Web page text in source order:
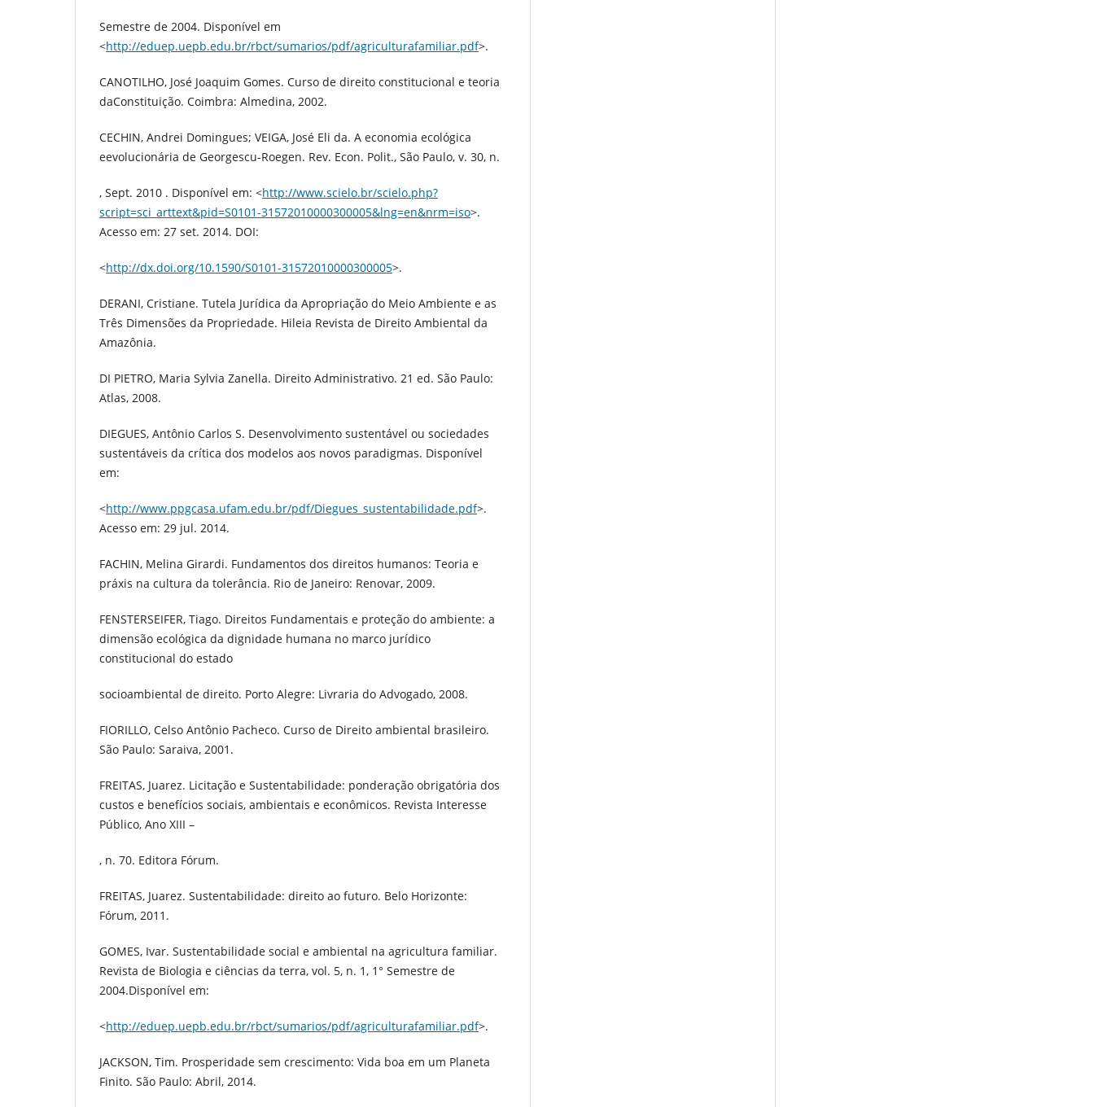
Semestre de 2004. Disponível em
<http://eduep.uepb.edu.br/rbct/sumarios/pdf/agriculturafamiliar.pdf>.
CANOTILHO, José Joaquim Gomes. Curso de direito constitucional e teoria
daConstituição. Coimbra: Almedina, 2002.
CECHIN, Andrei Domingues; VEIGA, José Eli da. A economia ecológica
eevolucionária de Georgescu-Roegen. Rev. Econ. Polit., São Paulo, v. 30, n.
, Sept. 2010 . Disponível em: <http://www.scielo.br/scielo.php?
script=sci_arttext&pid=S0101-31572010000300005&lng=en&nrm=iso>.
Acesso em: 27 set. 2014. DOI:
<http://dx.doi.org/10.1590/S0101-31572010000300005>.
DERANI, Cristiane. Tutela Jurídica da Apropriação do Meio Ambiente e as
Três Dimensões da Propriedade. Hileia Revista de Direito Ambiental da
Amazônia.
DI PIETRO, Maria Sylvia Zanella. Direito Administrativo. 21 ed. São Paulo:
Atlas, 2008.
DIEGUES, Antônio Carlos S. Desenvolvimento sustentável ou sociedades
sustentáveis da crítica dos modelos aos novos paradigmas. Disponível
em:
<http://www.ppgcasa.ufam.edu.br/pdf/Diegues_sustentabilidade.pdf>.
Acesso em: 29 jul. 2014.
FACHIN, Melina Girardi. Fundamentos dos direitos humanos: Teoria e
práxis na cultura da tolerância. Rio de Janeiro: Renovar, 2009.
FENSTERSEIFER, Tiago. Direitos Fundamentais e proteção do ambiente: a
dimensão ecológica da dignidade humana no marco jurídico
constitucional do estado
socioambiental de direito. Porto Alegre: Livraria do Advogado, 2008.
FIORILLO, Celso Antônio Pacheco. Curso de Direito ambiental brasileiro.
São Paulo: Saraiva, 2001.
FREITAS, Juarez. Licitação e Sustentabilidade: ponderação obrigatória dos
custos e benefícios sociais, ambientais e econômicos. Revista Interesse
Público, Ano XIII –
, n. 70. Editora Fórum.
FREITAS, Juarez. Sustentabilidade: direito ao futuro. Belo Horizonte:
Fórum, 2011.
GOMES, Ivar. Sustentabilidade social e ambiental na agricultura familiar.
Revista de Biologia e ciências da terra, vol. 5, n. 1, 1° Semestre de
2004.Disponível em:
<http://eduep.uepb.edu.br/rbct/sumarios/pdf/agriculturafamiliar.pdf>.
JACKSON, Tim. Prosperidade sem crescimento: Vida boa em um Planeta
Finito. São Paulo: Abril, 2014.